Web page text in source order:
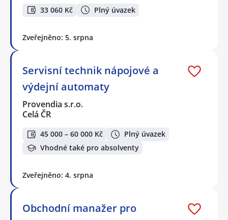
33 060 Kč Plný úvazek
Zveřejněno: 5. srpna
Servisní technik nápojové a
výdejní automaty
Provendia s.r.o.
Celá ČR
45 000 – 60 000 Kč
Plný úvazek
Vhodné také pro absolventy
Zveřejněno: 4. srpna
Obchodní manažer pro